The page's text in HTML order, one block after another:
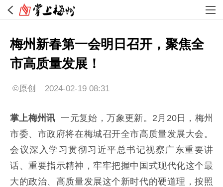
梅州新春第一会明日召开，聚焦全
市高质量发展！
©原创 2024-02-19 08:31
掌上梅州讯一元复始，万象更新。2月20日，梅州
市委、市政府将在梅城召开全市高质量发展大会。
会议深入学习贯彻习近平总书记视察广东重要讲
话、重要指示精神，牢牢把握中国式现代化这个最
大的政治、高质量发展这个新时代的硬道理，按照